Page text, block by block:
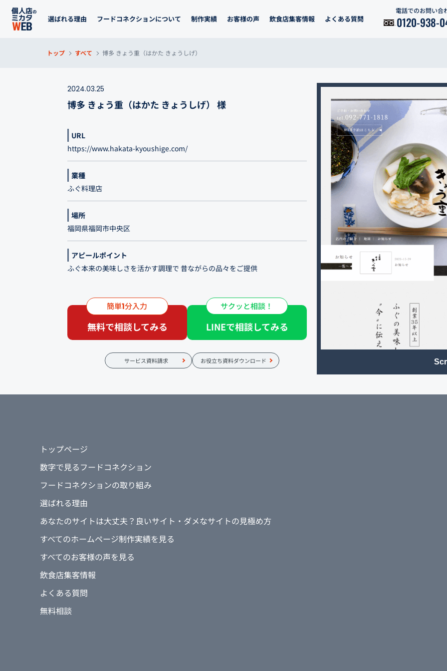
選ばれる理由 フードコネクションについて 制作実績 お客様の声 飲食店集客情報 よくある質問
電話でのお問い合
0120-938-
トップ すべて 博多 きょう重（はかた きょうしげ）
2024.03.25
博多 きょう重（はかた きょうしげ） 様
URL
https://www.hakata-kyoushige.com/
業種
ふぐ料理店
場所
福岡県福岡市中央区
アピールポイント
ふぐ本来の美味しさを活かす調理で 昔ながらの品々をご提供
う重をお役立てくださいませ。
簡単1分入力
無料で相談してみる
サクッと相談！
LINEで相談してみる
サービス資料請求 お役立ち資料ダウンロード
トップページ
数字で見るフードコネクション
フードコネクションの取り組み
選ばれる理由
あなたのサイトは大丈夫？良いサイト・ダメなサイトの見極め方
すべてのホームページ制作実績を見る
すべてのお客様の声を見る
飲食店集客情報
よくある質問
無料相談